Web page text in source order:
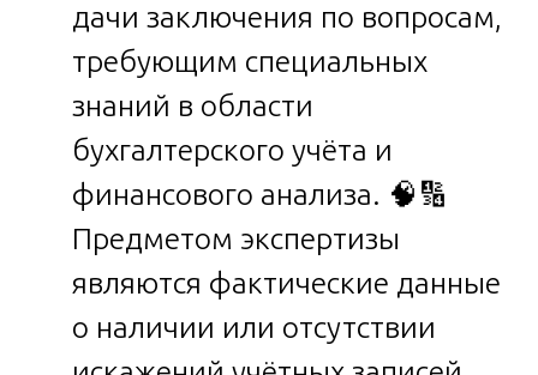
дачи заключения по вопросам,
требующим специальных
знаний в области
бухгалтерского учёта и
финансового анализа. 🧠🔢
Предметом экспертизы
являются фактические данные
о наличии или отсутствии